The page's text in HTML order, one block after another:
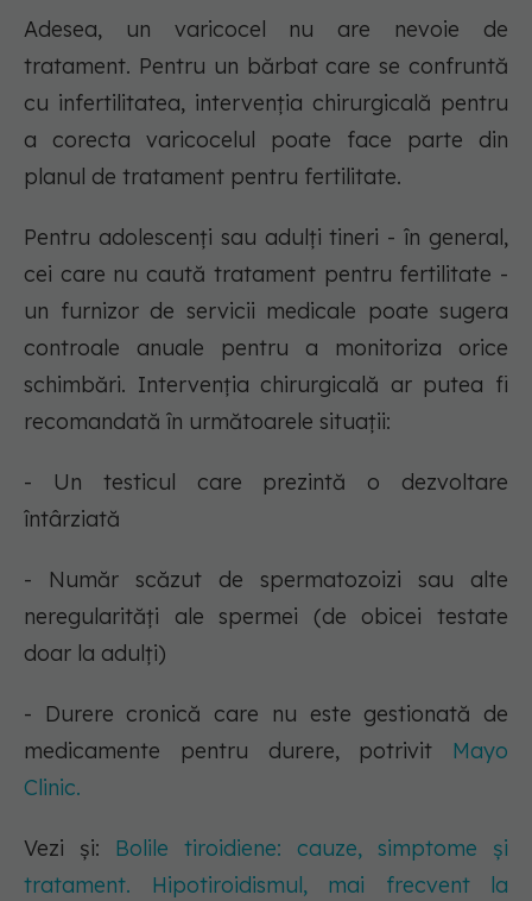
Adesea, un varicocel nu are nevoie de
tratament. Pentru un bărbat care se confruntă
cu infertilitatea, intervenția chirurgicală pentru
a corecta varicocelul poate face parte din
planul de tratament pentru fertilitate.
Pentru adolescenți sau adulți tineri - în general,
cei care nu caută tratament pentru fertilitate -
un furnizor de servicii medicale poate sugera
controale anuale pentru a monitoriza orice
schimbări. Intervenția chirurgicală ar putea fi
recomandată în următoarele situații:
- Un testicul care prezintă o dezvoltare
întârziată
- Număr scăzut de spermatozoizi sau alte
neregularități ale spermei (de obicei testate
doar la adulți)
- Durere cronică care nu este gestionată de
medicamente pentru durere, potrivit Mayo
Clinic.
Vezi și: Bolile tiroidiene: cauze, simptome și
tratament. Hipotiroidismul, mai frecvent la